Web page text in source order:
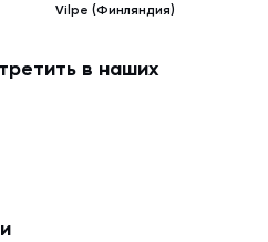
Vilpe (Финляндия)
в наших